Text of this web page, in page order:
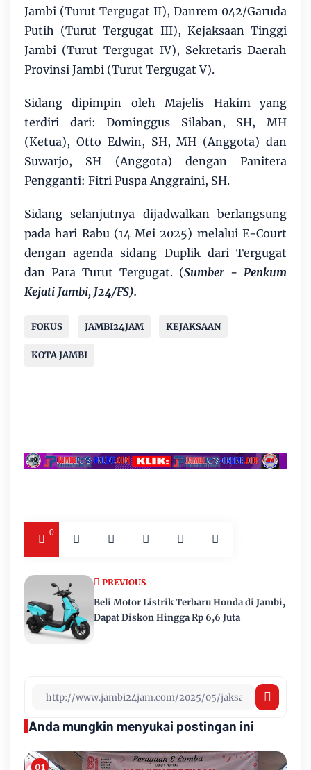
Jambi (Turut Tergugat II), Danrem 042/Garuda
Putih (Turut Tergugat III), Kejaksaan Tinggi
Jambi (Turut Tergugat IV), Sekretaris Daerah
Provinsi Jambi (Turut Tergugat V).
Sidang dipimpin oleh Majelis Hakim yang
terdiri dari: Dominggus Silaban, SH, MH
(Ketua), Otto Edwin, SH, MH (Anggota) dan
Suwarjo, SH (Anggota) dengan Panitera
Pengganti: Fitri Puspa Anggraini, SH.
Sidang selanjutnya dijadwalkan berlangsung
pada hari Rabu (14 Mei 2025) melalui E-Court
dengan agenda sidang Duplik dari Tergugat
dan Para Turut Tergugat. (Sumber - Penkum
Kejati Jambi, J24/FS).
FOKUS JAMBI24JAM KEJAKSAAN
KOTA JAMBI
0
PREVIOUS
Beli Motor Listrik Terbaru Honda di Jambi,
Dapat Diskon Hingga Rp 6,6 Juta
Anda mungkin menyukai postingan ini